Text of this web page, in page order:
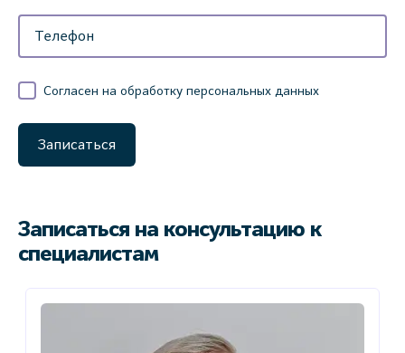
Согласен на обработку персональных данных
Записаться
Записаться на консультацию к
специалистам